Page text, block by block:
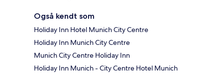
Også kendt som
Holiday Inn Hotel Munich City Centre
Holiday Inn Munich City Centre
Munich City Centre Holiday Inn
Holiday Inn Munich - City Centre Hotel Munich